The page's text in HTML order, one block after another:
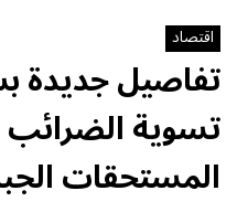
اقتصاد
تفاصيل جديدة
تسوية
المستحقات